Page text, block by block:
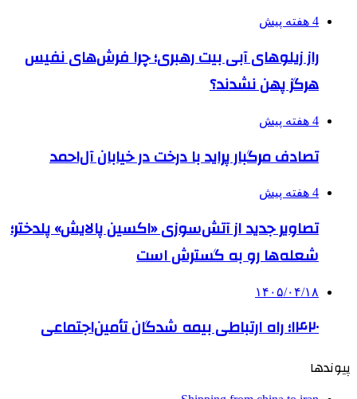
4 هفته پیش
راز زیلوهای آبی بیت رهبری؛ چرا فرش‌های نفیس
هرگز پهن نشدند؟
4 هفته پیش
تصادف مرگبار پراید با درخت در خیابان آل‌احمد
4 هفته پیش
تصاویر جدید از آتش‌سوزی «اکسین پالایش» پلدختر؛
شعله‌ها رو به گسترش است
۱۴۰۵/۰۴/۱۸
۱۴۲۰؛ راه ارتباطی بیمه شدگان تأمین‌اجتماعی
پیوندها